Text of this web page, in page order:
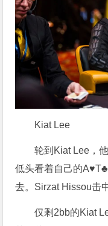
Kiat Lee
轮到Kiat Lee，
低头看着自己的
去。Sirzat Hissou击
仅剩2bb的Kiat